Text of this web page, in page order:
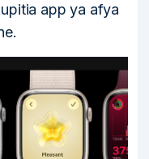
app ya afya